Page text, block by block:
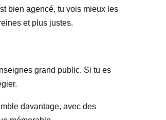
bien agencé, tu vois mieux les
et plus justes.
grand public. Si tu es
davantage, avec des